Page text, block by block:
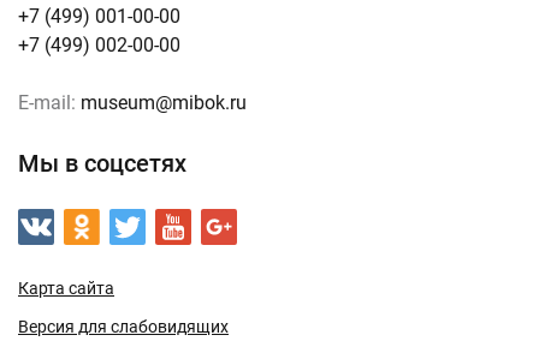
+7 (499) 001-00-00
+7 (499) 002-00-00
E-mail: museum@mibok.ru
Мы в соцсетях
Карта сайта
Версия для слабовидящих